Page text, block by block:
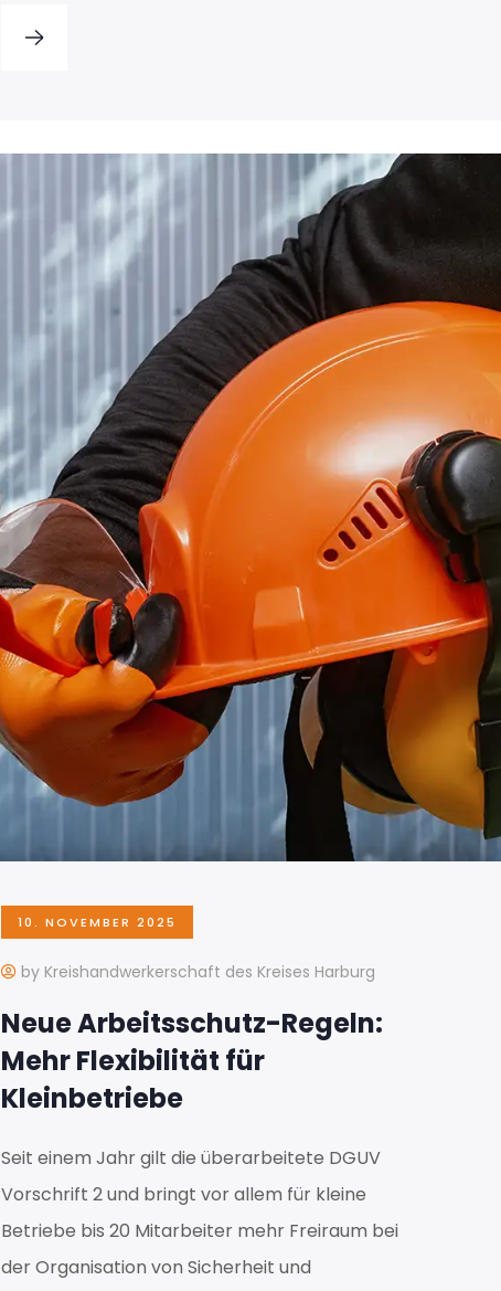
10. NOVEMBER 2025
by Kreishandwerkerschaft des Kreises Harburg
Neue Arbeitsschutz-Regeln:
Mehr Flexibilität für
Kleinbetriebe
Seit einem Jahr gilt die überarbeitete DGUV
Vorschrift 2 und bringt vor allem für kleine
Betriebe bis 20 Mitarbeiter mehr Freiraum bei
der Organisation von Sicherheit und